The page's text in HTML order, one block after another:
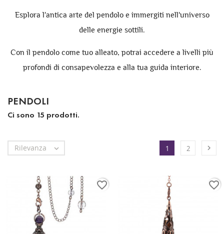
Esplora l'antica arte del pendolo e immergiti nell'universo
delle energie sottili.
Con il pendolo come tuo alleato, potrai accedere a livelli più
profondi di consapevolezza e alla tua guida interiore.
PENDOLI
Ci sono 15 prodotti.
Rilevanza  1 2 
favorite_border favorite_border